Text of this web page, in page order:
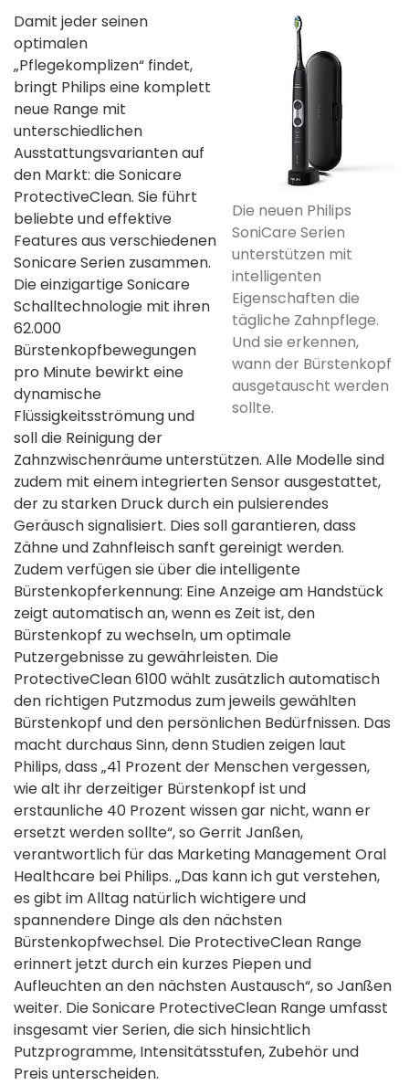
Die neuen Philips
SoniCare Serien
unterstützen mit
intelligenten
Eigenschaften die
tägliche Zahnpflege.
Und sie erkennen,
wann der Bürstenkopf
ausgetauscht werden
sollte.
Damit jeder seinen
optimalen
„Pflegekomplizen“ findet,
bringt Philips eine komplett
neue Range mit
unterschiedlichen
Ausstattungsvarianten auf
den Markt: die Sonicare
ProtectiveClean. Sie führt
beliebte und effektive
Features aus verschiedenen
Sonicare Serien zusammen.
Die einzigartige Sonicare
Schalltechnologie mit ihren
62.000
Bürstenkopfbewegungen
pro Minute bewirkt eine
dynamische
Flüssigkeitsströmung und
soll die Reinigung der
Zahnzwischenräume unterstützen. Alle Modelle sind
zudem mit einem integrierten Sensor ausgestattet,
der zu starken Druck durch ein pulsierendes
Geräusch signalisiert. Dies soll garantieren, dass
Zähne und Zahnfleisch sanft gereinigt werden.
Zudem verfügen sie über die intelligente
Bürstenkopferkennung: Eine Anzeige am Handstück
zeigt automatisch an, wenn es Zeit ist, den
Bürstenkopf zu wechseln, um optimale
Putzergebnisse zu gewährleisten. Die
ProtectiveClean 6100 wählt zusätzlich automatisch
den richtigen Putzmodus zum jeweils gewählten
Bürstenkopf und den persönlichen Bedürfnissen. Das
macht durchaus Sinn, denn Studien zeigen laut
Philips, dass „41 Prozent der Menschen vergessen,
wie alt ihr derzeitiger Bürstenkopf ist und
erstaunliche 40 Prozent wissen gar nicht, wann er
ersetzt werden sollte“, so Gerrit Janßen,
verantwortlich für das Marketing Management Oral
Healthcare bei Philips. „Das kann ich gut verstehen,
es gibt im Alltag natürlich wichtigere und
spannendere Dinge als den nächsten
Bürstenkopfwechsel. Die ProtectiveClean Range
erinnert jetzt durch ein kurzes Piepen und
Aufleuchten an den nächsten Austausch“, so Janßen
weiter. Die Sonicare ProtectiveClean Range umfasst
insgesamt vier Serien, die sich hinsichtlich
Putzprogramme, Intensitätsstufen, Zubehör und
Preis unterscheiden.